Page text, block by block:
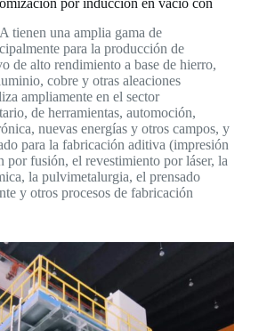
por inducción en vacío con
tienen una amplia gama de
para la producción de
de alto rendimiento a base de hierro,
cobre y otras aleaciones
ampliamente en el sector
de herramientas, automoción,
nuevas energías y otros campos, y
para la fabricación aditiva (impresión
por fusión, el revestimiento por láser, la
la pulvimetalurgia, el prensado
y otros procesos de fabricación